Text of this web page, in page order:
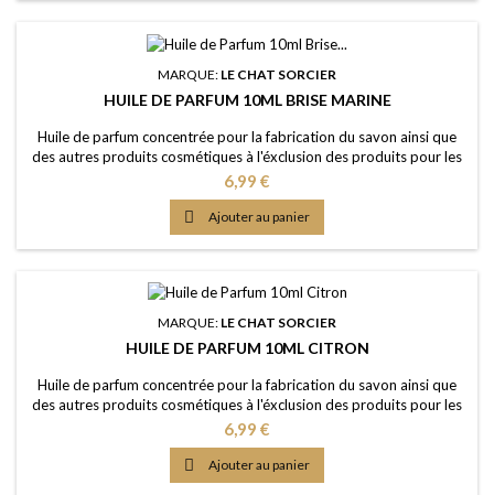
MARQUE: LE CHAT SORCIER
HUILE DE PARFUM 10ML BRISE MARINE
Huile de parfum concentrée pour la fabrication du savon ainsi que
des autres produits cosmétiques à l'éxclusion des produits pour les
lèvres ou la bouche Caractère: senteur iodée fraîche avec des notes
aquatiques Couleur: Sans colorants - couleur naturelle: Incolorée
Dosage conseillé: 2% à 5% Certification: Certficat de conformité
IFRA 50e et...
Prix
6,99 €
 Ajouter au panier
MARQUE: LE CHAT SORCIER
HUILE DE PARFUM 10ML CITRON
Huile de parfum concentrée pour la fabrication du savon ainsi que
des autres produits cosmétiques à l'éxclusion des produits pour les
lèvres ou la bouche Caractère: rafraîchissant, fruité, acidique,
piquante, propre Couleur: Sans colorants - couleur naturelle: Jaune
clair Dosage maximal: IFRA classe 9 (Savon) 4,80%
Certification: Certficat de...
Prix
6,99 €
 Ajouter au panier